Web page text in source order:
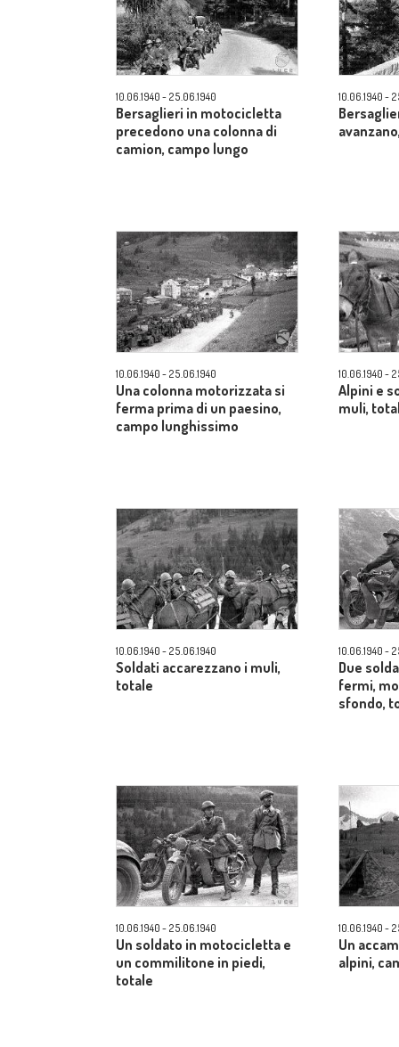
10.06.1940 - 25.06.1940
Bersaglieri in motocicletta
precedono una colonna di
camion, campo lungo
10.06.1940 -
10.06.1940 - 25.06.1940
Una colonna motorizzata si
ferma prima di un paesino,
campo lunghissimo
10.06.1940 -
Alpini e
muli,
10.06.1940 - 25.06.1940
Soldati accarezzano i muli,
totale
10.06.1940 -
Due
fermi,
sfondo,
10.06.1940 - 25.06.1940
Un soldato in motocicletta e
un commilitone in piedi,
totale
10.06.1940 -
Un
alpini,